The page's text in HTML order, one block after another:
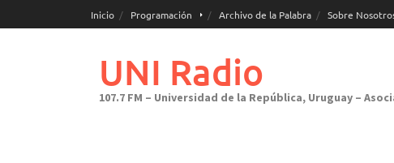
al
Inicio Programación Archivo de la Palabra Sobre
UNI Radio
107.7 FM – Universidad de la República, Uruguay –